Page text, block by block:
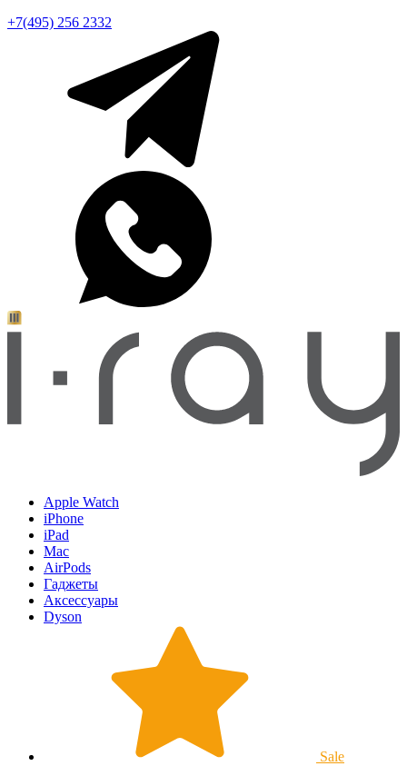
+7(495) 256 2332
Apple Watch
iPhone
iPad
Mac
AirPods
Гаджеты
Аксессуары
Dyson
Sale